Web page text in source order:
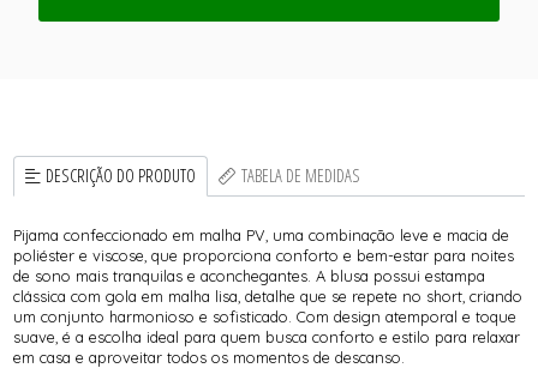
DESCRIÇÃO DO PRODUTO TABELA DE MEDIDAS
Pijama confeccionado em malha PV, uma combinação leve e macia de
poliéster e viscose, que proporciona conforto e bem-estar para noites
de sono mais tranquilas e aconchegantes. A blusa possui estampa
clássica com gola em malha lisa, detalhe que se repete no short, criando
um conjunto harmonioso e sofisticado. Com design atemporal e toque
suave, é a escolha ideal para quem busca conforto e estilo para relaxar
em casa e aproveitar todos os momentos de descanso.